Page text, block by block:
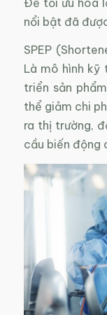
nổi bật đã
SPEP
Là mô hình kỹ
triển sản
thể giảm chi
ra thị trường,
cầu biến động